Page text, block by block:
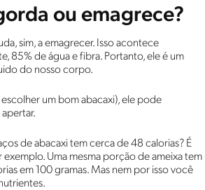
ou emagrece?
sim, a emagrecer. Isso acontece
85% de água e fibra. Portanto, ele é um
do nosso corpo.
um bom abacaxi), ele pode
de abacaxi tem cerca de 48 calorias? É
Uma mesma porção de ameixa tem
em 100 gramas. Mas nem por isso você